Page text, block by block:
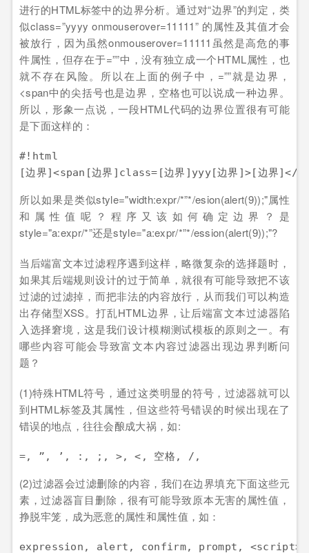
进行的HTML标签中的边界分析。通过对“边界”的判定，类
似class=”yyyy onmouserover=11111” 的属性及其值才会
被放行，因为虽然onmouserover=11111虽然是高危的事
件属性，但存在于=””中，没有独立成一个HTML属性，也
就不存在风险。所以在上面的例子中，=””就是边界，
<span中的尖括号也是边界，空格也可以说成一种边界。
所以，形象一点说，一段HTML代码的边界位置很有可能
是下面这样的：
#!html
所以如果是类似style="width:expr/*”*/esion(alert(9));"属性
和属性值呢？程序又该如何确定边界？是
style="a:expr/*”还是style="a:expr/*”*/ession(alert(9));"?
当后端富文本过滤程序遇到这样，略微复杂的选择题时，
如果其后端规则设计的过于简单，就很有可能导致把不该
过滤的过滤掉，而把非法的内容放行，从而我们可以构造
出存储型XSS。打乱HTML边界，让后端富文本过滤器陷
入选择窘境，这是我们设计模糊测试模板的原则之一。有
哪些内容可能会导致富文本内容过滤器出现边界判断问
题？
(1)特殊HTML符号，通过这类明显的符号，过滤器就可以
到HTML标签及其属性，但这些符号错误的时候出现在了
错误的地点，往往会酿成大祸，如:
(2)过滤器会过滤删除的内容，我们在边界填充下面这些元
素，过滤器盲目删除，很有可能导致原本无害的属性值，
挣脱牢笼，成为恶意的属性和属性值，如：